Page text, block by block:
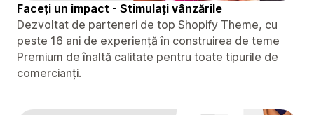
Faceți un impact - Stimulați vânzările
Dezvoltat de parteneri de top Shopify Theme, cu
peste 16 ani de experiență în construirea de teme
Premium de înaltă calitate pentru toate tipurile de
comercianți.